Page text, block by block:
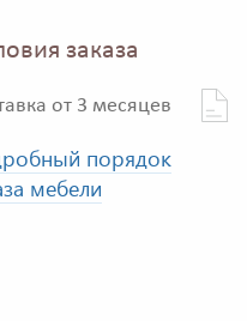
заказа
от 3 месяцев
порядок
мебели